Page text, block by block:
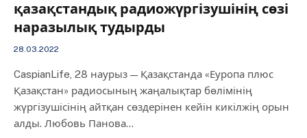
қазақстандық радиожүргізушінің сөзі
наразылық тудырды
28.03.2022
CaspianLife, 28 наурыз — Қазақстанда «Еуропа плюс
Қазақстан» радиосының жаңалықтар бөлімінің
жүргізушісінің айтқан сөздерінен кейін кикілжің орын
алды. Любовь Панова…